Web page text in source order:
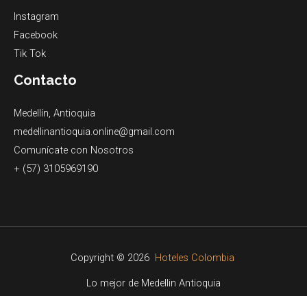
Instagram
Facebook
Tik Tok
Contacto
Medellín, Antioquia
medellinantioquia.online@gmail.com
Comunícate con Nosotros
+ (57) 3105969190
Copyright © 2026 Hoteles Colombia
Lo mejor de Medellin Antioquia